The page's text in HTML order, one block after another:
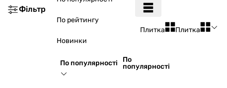
Фільтр
По рейтингу
Новинки
По популярності
По
популярності
Плитка Плитка